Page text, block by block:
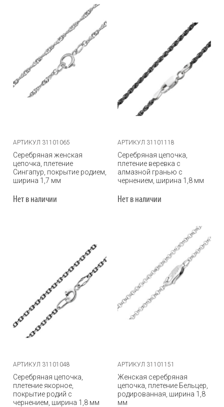
АРТИКУЛ 31101065
Серебряная женская
цепочка, плетение
Сингапур, покрытие родием,
ширина 1,7 мм
Нет в наличии
АРТИКУЛ 31101118
Серебряная цепочка,
плетение веревка с
алмазной гранью с
чернением, ширина 1,8 мм
Нет в наличии
АРТИКУЛ 31101048
Серебряная цепочка,
плетение якорное,
покрытие родий с
чернением, ширина 1,8 мм
АРТИКУЛ 31101151
Женская серебряная
цепочка, плетение Бельцер,
родированная, ширина 1,8
мм